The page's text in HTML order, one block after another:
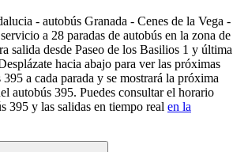
- autobús Granada - Cenes de la Vega -
a 28 paradas de autobús en la zona de
salida desde Paseo de los Basilios 1 y última
hacia abajo para ver las próximas
a cada parada y se mostrará la próxima
autobús 395. Puedes consultar el horario
395 y las salidas en tiempo real en la